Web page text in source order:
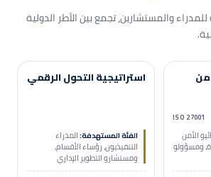
والمستشارين، تجمع بين الأطر الدولية
ISO 27001
الأمن
ومسؤولو
مدعومة هدف
استراتيجية التحول الرقمي
الفئة المستهدفة:المدراء
التنفيذيون، رؤساء الأقسام،
ومستشارو التطوير الإداري